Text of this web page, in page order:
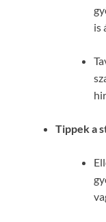
is
Tippek a